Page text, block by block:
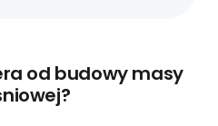
od budowy masy